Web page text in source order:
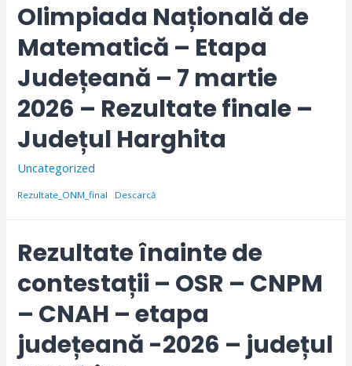
Olimpiada Națională de
Matematică – Etapa
Județeană – 7 martie
2026 – Rezultate finale –
Județul Harghita
Uncategorized
Rezultate_ONM_final Descarcă
Rezultate înainte de
contestații – OSR – CNPM
– CNAH – etapa
județeană -2026 – județul